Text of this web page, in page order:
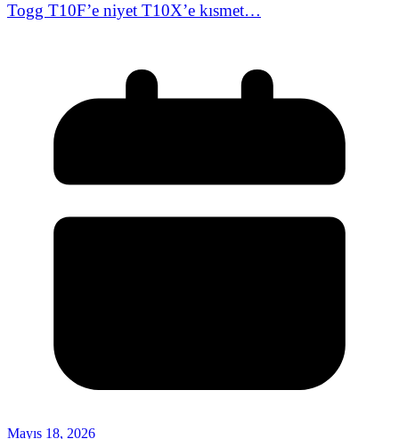
Togg T10F’e niyet T10X’e kısmet…
Mayıs 18, 2026